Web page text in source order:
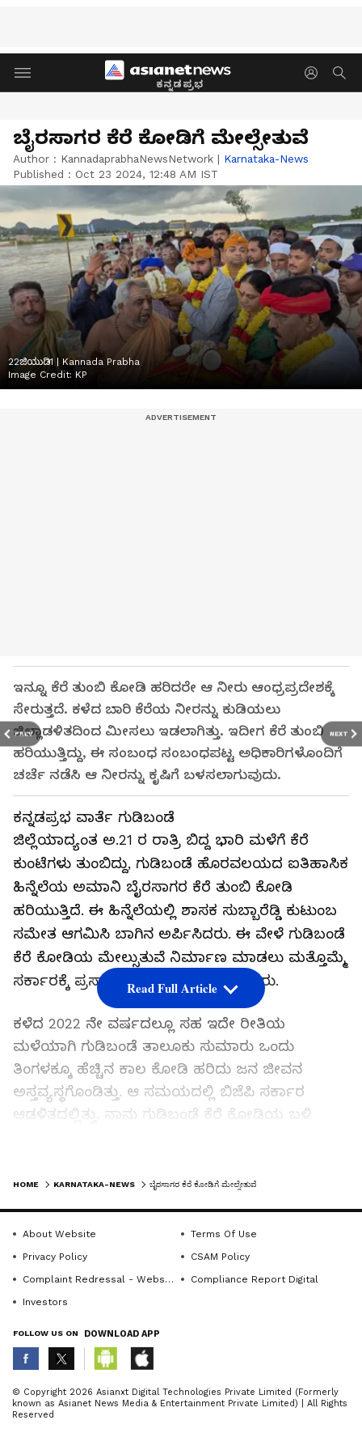
ಕನ್ನಡಪ್ರಭ
PREV NEXT
ಬೈರಸಾಗರ ಕೆರೆ ಕೋಡಿಗೆ ಮೇಲ್ಸೇತುವೆ
Author : KannadaprabhaNewsNetwork | Karnataka-News
Published : Oct 23 2024, 12:48 AM IST
22ಜಿಯುಡಿ1 | Kannada Prabha
Image Credit: KP
ಇನ್ನೂ ಕೆರೆ ತುಂಬಿ ಕೋಡಿ ಹರಿದರೇ ಆ ನೀರು ಆಂಧ್ರಪ್ರದೇಶಕ್ಕೆ
ಸೇರುತ್ತದೆ. ಕಳೆದ ಬಾರಿ ಕೆರೆಯ ನೀರನ್ನು ಕುಡಿಯಲು
ಜಿಲ್ಲಾಡಳಿತದಿಂದ ಮೀಸಲು ಇಡಲಾಗಿತ್ತು. ಇದೀಗ ಕೆರೆ ತುಂಬಿ
ಹರಿಯುತ್ತಿದ್ದು, ಈ ಸಂಬಂಧ ಸಂಬಂಧಪಟ್ಟ ಅಧಿಕಾರಿಗಳೊಂದಿಗೆ
ಚರ್ಚೆ ನಡೆಸಿ ಆ ನೀರನ್ನು ಕೃಷಿಗೆ ಬಳಸಲಾಗುವುದು.
ಕನ್ನಡಪ್ರಭ ವಾರ್ತೆ ಗುಡಿಬಂಡೆ
ಜಿಲ್ಲೆಯಾದ್ಯಂತ ಅ.21 ರ ರಾತ್ರಿ ಬಿದ್ದ ಭಾರಿ ಮಳೆಗೆ ಕೆರೆ
ಕುಂಟೆಗಳು ತುಂಬಿದ್ದು, ಗುಡಿಬಂಡೆ ಹೊರವಲಯದ ಐತಿಹಾಸಿಕ
ಹಿನ್ನೆಲೆಯ ಅಮಾನಿ ಬೈರಸಾಗರ ಕೆರೆ ತುಂಬಿ ಕೋಡಿ
ಹರಿಯುತ್ತಿದೆ. ಈ ಹಿನ್ನೆಲೆಯಲ್ಲಿ ಶಾಸಕ ಸುಬ್ಬಾರೆಡ್ಡಿ ಕುಟುಂಬ
ಸಮೇತ ಆಗಮಿಸಿ ಬಾಗಿನ ಅರ್ಪಿಸಿದರು. ಈ ವೇಳೆ ಗುಡಿಬಂಡೆ
ಕೆರೆ ಕೋಡಿಯ ಮೇಲ್ಸುತುವೆ ನಿರ್ಮಾಣ ಮಾಡಲು ಮತ್ತೊಮ್ಮೆ
ಸರ್ಕಾರಕ್ಕೆ ಪ್ರಸ್ತಾವನೆ ಸಲ್ಲಿಸುವುದಾಗಿ ತಿಳಿಸಿದರು.
ಕಳೆದ 2022 ನೇ ವರ್ಷದಲ್ಲೂ ಸಹ ಇದೇ ರೀತಿಯ
ಮಳೆಯಾಗಿ ಗುಡಿಬಂಡೆ ತಾಲೂಕು ಸುಮಾರು ಒಂದು
ತಿಂಗಳಕ್ಕೂ ಹೆಚ್ಚಿನ ಕಾಲ ಕೋಡಿ ಹರಿದು ಜನ ಜೀವನ
ಅಸ್ತವ್ಯಸ್ಥಗೊಂಡಿತ್ತು. ಆ ಸಮಯದಲ್ಲಿ ಬಿಜೆಪಿ ಸರ್ಕಾರ
ಆಡಳಿತದಲ್ಲಿತ್ತು. ನಾನು ಗುಡಿಬಂಡೆ ಕೆರೆ ಕೋಡಿಯ ಬಳಿ
ಮಂಜೂರಾಗಿಲ್ಲ ಎಂದರು.
ಕೆರೆ ತುಂಬಿ ಹರಿಯುತ್ತಿದ್ದು, ಈ ಸಂಬಂಧ ಸಂಬಂಧಪಟ್ಟ
ಅಧಿಕಾರಿಗಳೊಂದಿಗೆ ಚರ್ಚೆ ನಡೆಸಿ ಆ ನೀರನ್ನು ಕೆರೆಯ
ಅನುಕೂಲವಾಗುವಂತೆ ಕ್ರಮ ತೆಗೆದುಕೊಳ್ಳುತ್ತೇನೆ ಎಂದರು.
Read Full Article
ABOUT THE AUTHOR
K KannadaprabhaNewsNetwork
HOME KARNATAKA-NEWS ಬೈರಸಾಗರ ಕೆರೆ ಕೋಡಿಗೆ ಮೇಲ್ಸೇತುವೆ
About Website
Terms Of Use
Privacy Policy
CSAM Policy
Complaint Redressal - Website
Compliance Report Digital
Investors
FOLLOW US ON DOWNLOAD APP
© Copyright 2026 Asianxt Digital Technologies Private Limited (Formerly
known as Asianet News Media & Entertainment Private Limited) | All Rights
Reserved